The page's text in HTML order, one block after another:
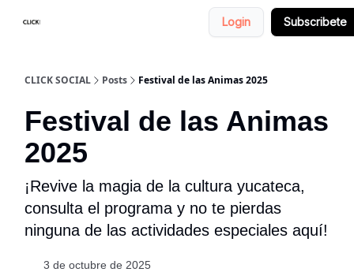
Login Subscribete
CLICK SOCIAL Posts Festival de las Animas 2025
Festival de las Animas
2025
¡Revive la magia de la cultura yucateca,
consulta el programa y no te pierdas
ninguna de las actividades especiales aquí!
3 de octubre de 2025